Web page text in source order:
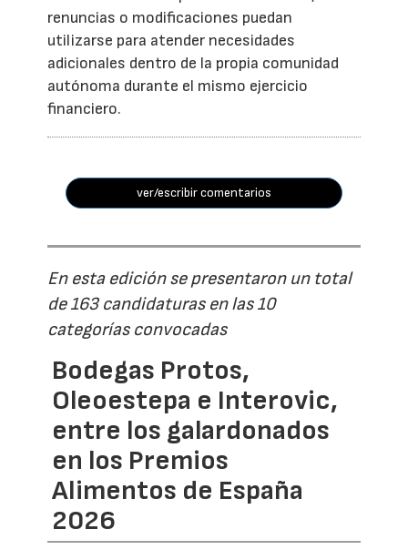
renuncias o modificaciones puedan
utilizarse para atender necesidades
adicionales dentro de la propia comunidad
autónoma durante el mismo ejercicio
financiero.
ver/escribir comentarios
En esta edición se presentaron un total
de 163 candidaturas en las 10
categorías convocadas
Bodegas Protos,
Oleoestepa e Interovic,
entre los galardonados
en los Premios
Alimentos de España
2026